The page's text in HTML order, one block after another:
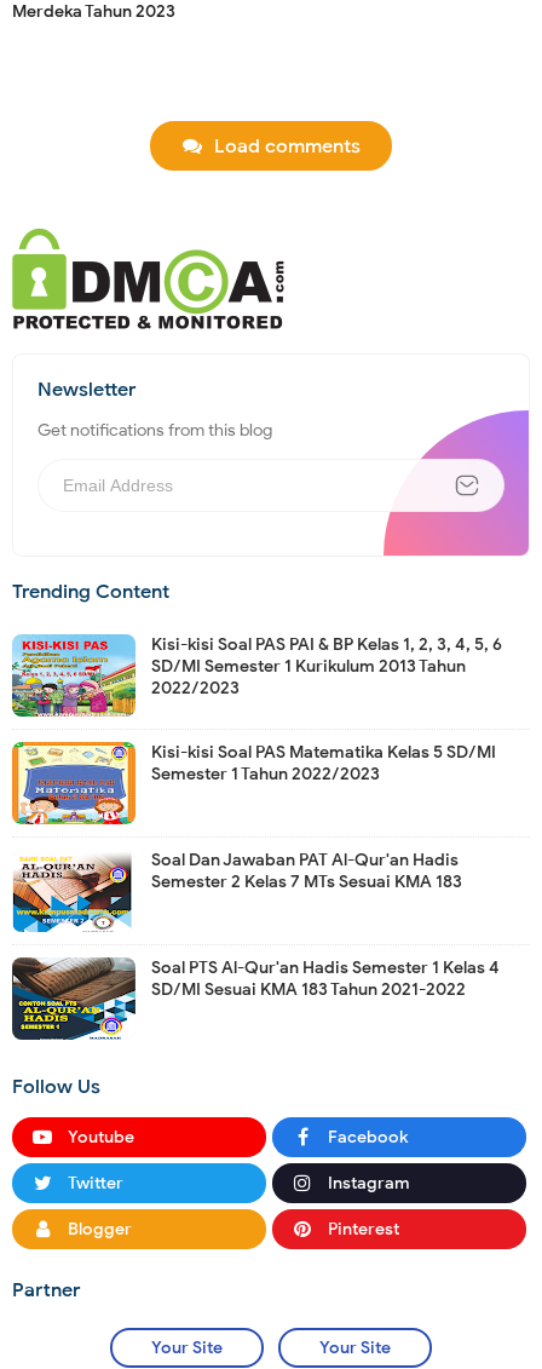
Merdeka Tahun 2023
Load comments
Newsletter
Get notifications from this blog
Trending Content
Kisi-kisi Soal PAS PAI & BP Kelas 1, 2, 3, 4, 5, 6
SD/MI Semester 1 Kurikulum 2013 Tahun
2022/2023
Kisi-kisi Soal PAS Matematika Kelas 5 SD/MI
Semester 1 Tahun 2022/2023
Soal Dan Jawaban PAT Al-Qur'an Hadis
Semester 2 Kelas 7 MTs Sesuai KMA 183
Soal PTS Al-Qur'an Hadis Semester 1 Kelas 4
SD/MI Sesuai KMA 183 Tahun 2021-2022
Follow Us
Youtube Facebook
Twitter Instagram
Blogger Pinterest
Partner
Your Site Your Site